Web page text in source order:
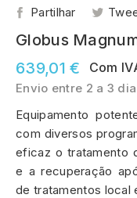
Partilhar
Globus
639,01 €
Com
Envio entre 2 a 3
Equipamento
com diversos
eficaz o tratamento
e a recuperação
de tratamentos local